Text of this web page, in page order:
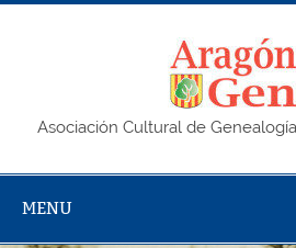
Skip
Asociación Cultural de
MENU